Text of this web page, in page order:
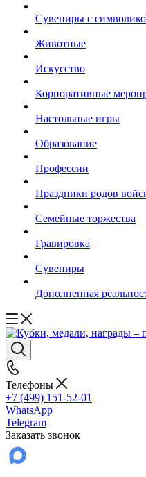
Сувениры с
Животные
Искусство
Корпоративные
Настольные игры
Образование
Профессии
Праздники родов
Семейные торжества
Гравировка
Сувениры
Дополненная
Телефоны
+7 (499) 151-52-01
WhatsApp
Telegram
Заказать звонок